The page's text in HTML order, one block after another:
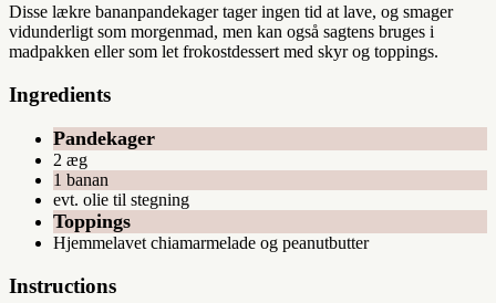
Disse lækre bananpandekager tager ingen tid at lave, og smager
vidunderligt som morgenmad, men kan også sagtens bruges i
madpakken eller som let frokostdessert med skyr og toppings.
Ingredients
Pandekager
2 æg
1 banan
evt. olie til stegning
Toppings
Hjemmelavet chiamarmelade og peanutbutter
Instructions